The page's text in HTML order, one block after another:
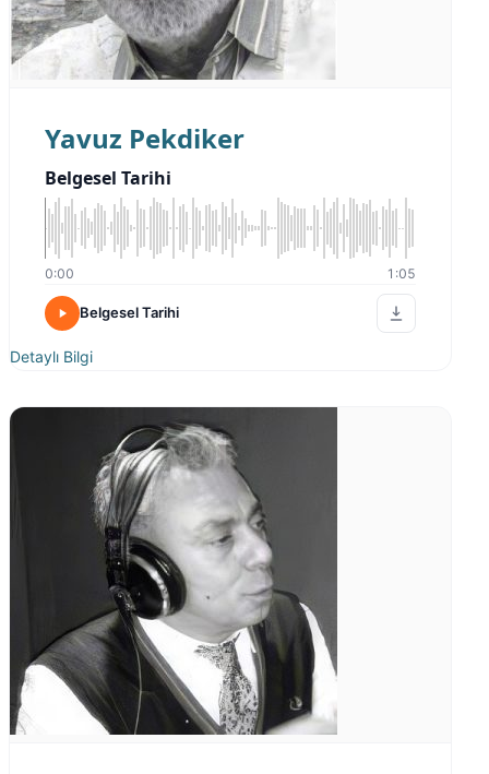
Yavuz Pekdiker
Belgesel Tarihi
0:00 1:05
Belgesel Tarihi
Detaylı Bilgi